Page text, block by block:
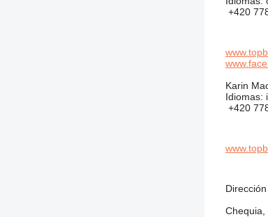
+420
Karin
Idiomas:
+420
Dirección
Chequia,